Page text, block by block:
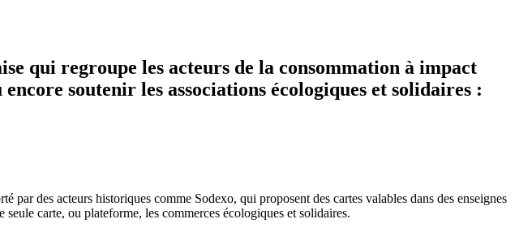
qui regroupe les acteurs de la consommation à impact
soutenir les associations écologiques et solidaires :
par des acteurs historiques comme Sodexo, qui proposent des cartes valables dans des enseignes
carte, ou plateforme, les commerces écologiques et solidaires.